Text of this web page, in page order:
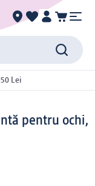
Lei
pentru ochi,